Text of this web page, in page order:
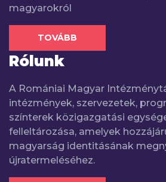
magyarokról
TOVÁBB
Rólunk
A Romániai Magyar
intézmények, szervezetek,
színterek közigazgatási
felleltározása, amelyek
magyarság identitásának
újratermeléséhez.